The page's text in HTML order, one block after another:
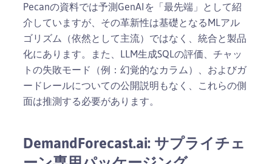
Pecanの資料では予測GenAIを「最先端」として紹
介していますが、その革新性は基礎となるMLアル
ゴリズム（依然として主流）ではなく、統合と製品
化にあります。また、LLM生成SQLの評価、チャッ
トの失敗モード（例：幻覚的なカラム）、およびガ
ードレールについての公開説明もなく、これらの側
面は推測する必要があります。
DemandForecast.ai: サプライチェ